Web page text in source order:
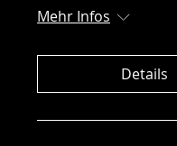
Mehr Infos
Details